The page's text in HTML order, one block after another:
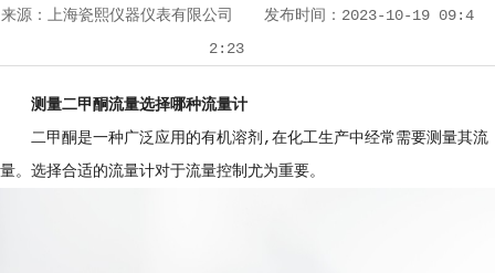
来源： 上海瓷熙仪器仪表有限公司 发布时间： 2023-10-19 09:4
2:23
测量二甲酮流量选择哪种流量计
二甲酮是一种广泛应用的有机溶剂,在化工生产中经常需要测量其流
量。选择合适的流量计对于流量控制尤为重要。